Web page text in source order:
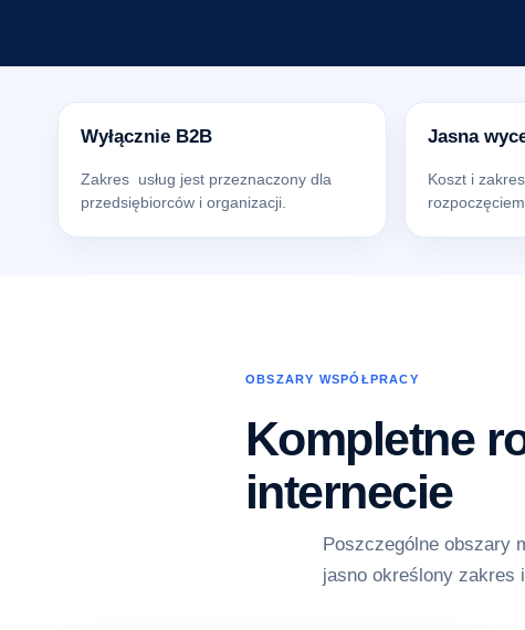
Wyłącznie B2B
Zakres usług jest przeznaczony dla
przedsiębiorców i organizacji.
Jasna
Koszt i
OBSZARY WSPÓŁPRACY
Kompletne
internecie
Poszczególne obszary
jasno określony zakres